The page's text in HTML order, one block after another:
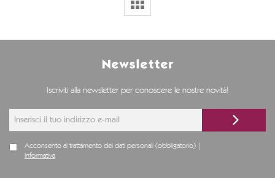
Newsletter
Iscriviti alla newsletter per conoscere le nostre novità!
Acconsento al trattamento dei dati personali (obbligatorio) |
Informativa